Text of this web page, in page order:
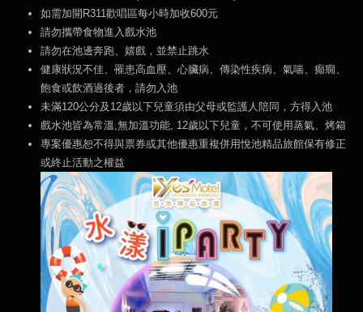
如需加開R311歡唱區每小時加收600元
請勿攜帶食物進入戲水池
請勿在池邊奔跑、嬉戲，並禁止跳水
健康狀況不佳、罹患高血壓、心臟病、傳染性疾病、氣喘、癲癇、
飽食或飲酒過後者，請勿入池
未滿120公分及12歲以下兒童須由父母或監護人陪同，方得入池
戲水池皆為常溫,無加溫功能, 12歲以下兒童，不可使用蒸氣、烤箱
專案優惠恕不得與票券或其他優惠重複併用悅池精品旅館保有修正
或終止活動之權益